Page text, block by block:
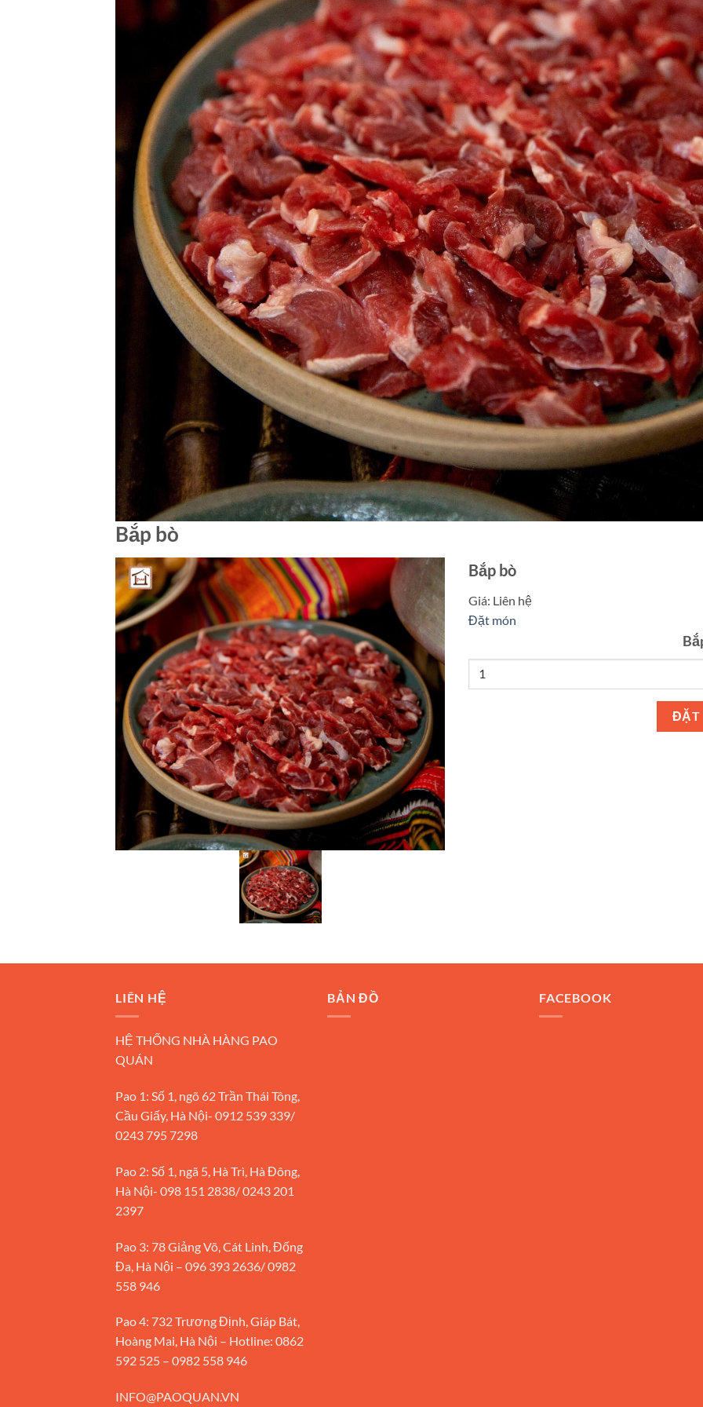
Bắp bò
Bắp bò
Giá: Liên hệ
Đặt món
ĐẶT
LIÊN HỆ
HỆ THỐNG NHÀ HÀNG PAO
QUÁN
Pao 1: Số 1, ngõ 62 Trần Thái Tông,
Cầu Giấy, Hà Nội- 0912 539 339/
0243 795 7298
Pao 2: Số 1, ngã 5, Hà Trì, Hà Đông,
Hà Nội- 098 151 2838/ 0243 201
2397
Pao 3: 78 Giảng Võ, Cát Linh, Đống
Đa, Hà Nội – 096 393 2636/ 0982
558 946
Pao 4: 732 Trương Định, Giáp Bát,
Hoàng Mai, Hà Nội – Hotline: 0862
592 525 – 0982 558 946
INFO@PAOQUAN.VN
BẢN ĐỒ FACEBOOK